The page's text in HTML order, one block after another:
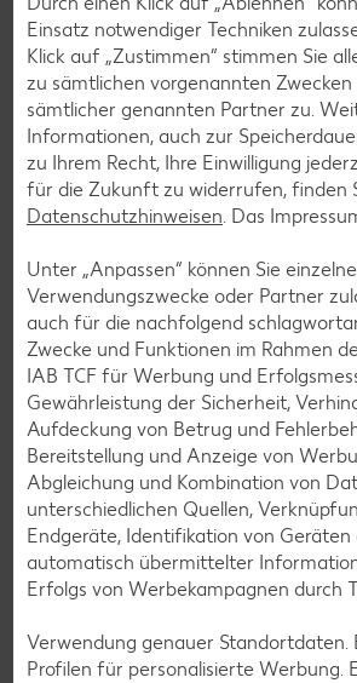
Zum klassischen Osterbrunch kommt
zusammen. Bastele kleine
deinem Sonnenschein. Kleinere Kinder
mit einem Abdruck der Hände. Größere
Kärtchen schon selbst verzieren,
Namen des Gastes aufschreiben. Mit
Kreativität, Fingermalfarben, Pinsel
werden aus einfachen Hand- und
schönsten Ostermotive. Wie wäre es
Papa, einem Blumenstrauß für Oma
Opa? Die kleinen Küken entstehen aus
Fingerabdrücken.
Einsatz notwendiger Techniken
Klick auf „Zustimmen“ stimmen Sie
zu sämtlichen vorgenannten
sämtlicher genannten Partner zu.
Informationen, auch zur
zu Ihrem Recht, Ihre Einwilligung
für die Zukunft zu widerrufen, finden
Datenschutzhinweisen. Das
Unter „Anpassen“ können Sie einzelne
Verwendungszwecke oder Partner
auch für die nachfolgend
Zwecke und Funktionen im Rahmen
IAB TCF für Werbung und
Gewährleistung der Sicherheit,
Aufdeckung von Betrug und
Bereitstellung und Anzeige von
Abgleichung und Kombination von
unterschiedlichen Quellen,
Endgeräte, Identifikation von Geräten
automatisch übermittelter
Erfolgs von Werbekampagnen durch
Verwendung genauer Standortdaten.
Profilen für personalisierte Werbung.